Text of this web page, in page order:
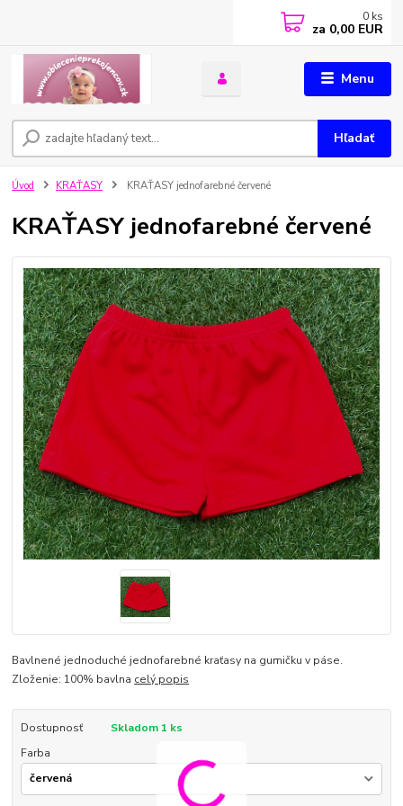
Menu
Hľadať
0 ks
za 0,00 EUR
Úvod KRAŤASY KRAŤASY jednofarebné červené
KRAŤASY jednofarebné červené
Bavlnené jednoduché jednofarebné kraťasy na gumičku v páse.
Zloženie: 100% bavlna celý popis
Dostupnosť
Skladom 1 ks
Farba